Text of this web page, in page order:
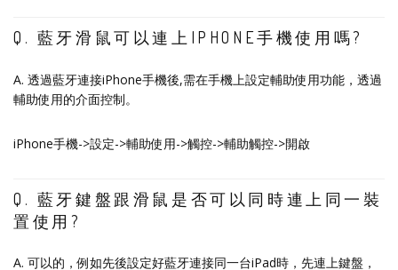
Q. 藍牙滑鼠可以連上IPHONE手機使用嗎?
A. 透過藍牙連接iPhone手機後,需在手機上設定輔助使用功能，透過
輔助使用的介面控制。
iPhone手機->設定->輔助使用->觸控->輔助觸控->開啟
Q. 藍牙鍵盤跟滑鼠是否可以同時連上同一裝
置使用?
A. 可以的，例如先後設定好藍牙連接同一台iPad時，先連上鍵盤，